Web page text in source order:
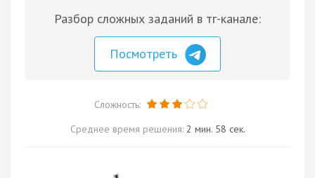
Разбор сложных заданий в тг-канале:
Посмотреть
Сложность:
Среднее время решения: 2 мин. 58 сек.